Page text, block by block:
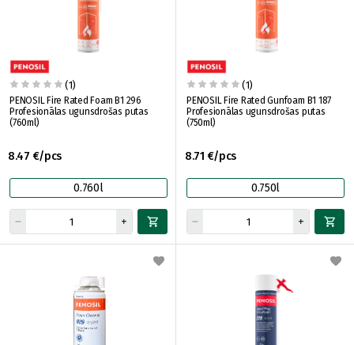
(1)
PENOSIL Fire Rated Foam B1 296
Profesionālas ugunsdrošas putas
(760ml)
8.47 €/pcs
0.760l
(1)
PENOSIL Fire Rated Gunfoam B1 187
Profesionālas ugunsdrošas putas
(750ml)
8.71 €/pcs
0.750l